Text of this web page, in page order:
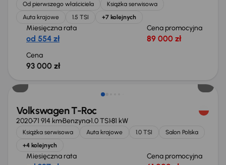
Od pierwszego właściciela
Książka serwisowa
Auta krajowe
1.5 TSI +7 kolejnych
Miesięczna rata
od 554 zł
Cena promocyjna
89 000 zł
Cena
93 000 zł
Volkswagen T-Roc
202071 914 kmBenzyna1.0 TSI81 kW
Książka serwisowa Auta krajowe 1.0 TSI
Salon Polska
+4 kolejnych
Miesięczna rata Cena promocyjna